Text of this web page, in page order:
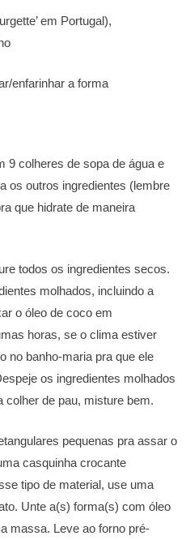
em Portugal),
enfarinhar a forma
9 colheres de sopa de água e
os outros ingredientes (lembre
que hidrate de maneira
todos os ingredientes secos.
molhados, incluindo a
o óleo de coco em
horas, se o clima estiver
no banho-maria pra que ele
os ingredientes molhados
de pau, misture bem.
pequenas pra assar o
casquinha crocante
tipo de material, use uma
Unte a(s) forma(s) com óleo
massa. Leve ao forno pré-